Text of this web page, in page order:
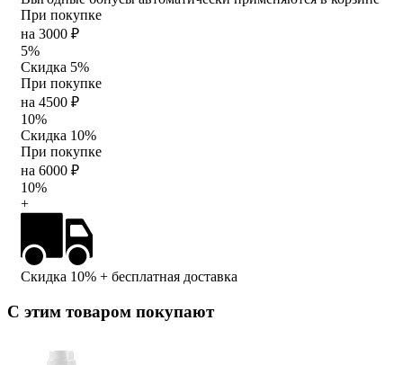
При покупке
на 3000 ₽
5%
Скидка 5%
При покупке
на 4500 ₽
10%
Скидка 10%
При покупке
на 6000 ₽
10%
+
Скидка 10% + бесплатная доставка
С этим товаром покупают